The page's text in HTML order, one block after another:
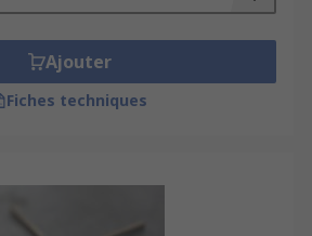
Ajouter
Fiches techniques